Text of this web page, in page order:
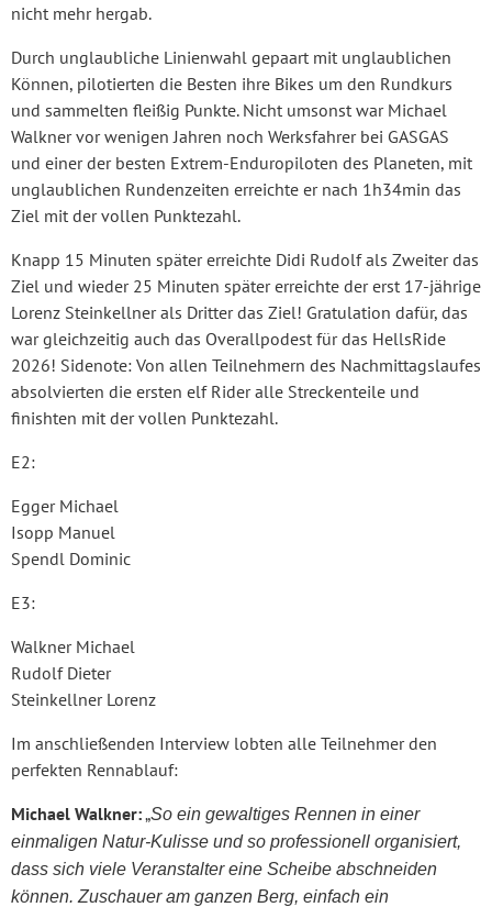
nicht mehr hergab.
Durch unglaubliche Linienwahl gepaart mit unglaublichen
Können, pilotierten die Besten ihre Bikes um den Rundkurs
und sammelten fleißig Punkte. Nicht umsonst war Michael
Walkner vor wenigen Jahren noch Werksfahrer bei GASGAS
und einer der besten Extrem-Enduropiloten des Planeten, mit
unglaublichen Rundenzeiten erreichte er nach 1h34min das
Ziel mit der vollen Punktezahl.
Knapp 15 Minuten später erreichte Didi Rudolf als Zweiter das
Ziel und wieder 25 Minuten später erreichte der erst 17-jährige
Lorenz Steinkellner als Dritter das Ziel! Gratulation dafür, das
war gleichzeitig auch das Overallpodest für das HellsRide
2026! Sidenote: Von allen Teilnehmern des Nachmittagslaufes
absolvierten die ersten elf Rider alle Streckenteile und
finishten mit der vollen Punktezahl.
E2:
Egger Michael
Isopp Manuel
Spendl Dominic
E3:
Walkner Michael
Rudolf Dieter
Steinkellner Lorenz
Im anschließenden Interview lobten alle Teilnehmer den
perfekten Rennablauf:
Michael Walkner:„So ein gewaltiges Rennen in einer
einmaligen Natur-Kulisse und so professionell organisiert,
dass sich viele Veranstalter eine Scheibe abschneiden
können. Zuschauer am ganzen Berg, einfach ein